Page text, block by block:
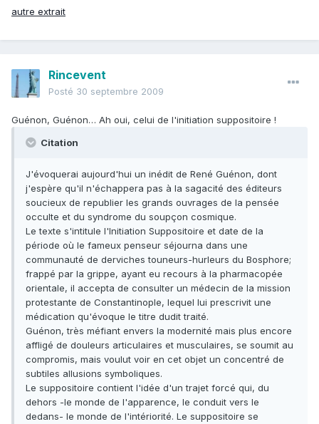
autre extrait
Rincevent
Posté 30 septembre 2009
Guénon, Guénon… Ah oui, celui de l'initiation suppositoire !
Citation
J'évoquerai aujourd'hui un inédit de René Guénon, dont
j'espère qu'il n'échappera pas à la sagacité des éditeurs
soucieux de republier les grands ouvrages de la pensée
occulte et du syndrome du soupçon cosmique.
Le texte s'intitule l'Initiation Suppositoire et date de la
période où le fameux penseur séjourna dans une
communauté de derviches touneurs-hurleurs du Bosphore;
frappé par la grippe, ayant eu recours à la pharmacopée
orientale, il accepta de consulter un médecin de la mission
protestante de Constantinople, lequel lui prescrivit une
médication qu'évoque le titre dudit traité.
Guénon, très méfiant envers la modernité mais plus encore
affligé de douleurs articulaires et musculaires, se soumit au
compromis, mais voulut voir en cet objet un concentré de
subtiles allusions symboliques.
Le suppositoire contient l'idée d'un trajet forcé qui, du
dehors -le monde de l'apparence, le conduit vers le
dedans- le monde de l'intériorité. Le suppositoire se